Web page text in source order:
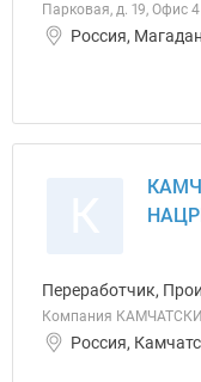
Парковая, д. 19, Офис
Россия,
Переработчик,
Компания
Россия,